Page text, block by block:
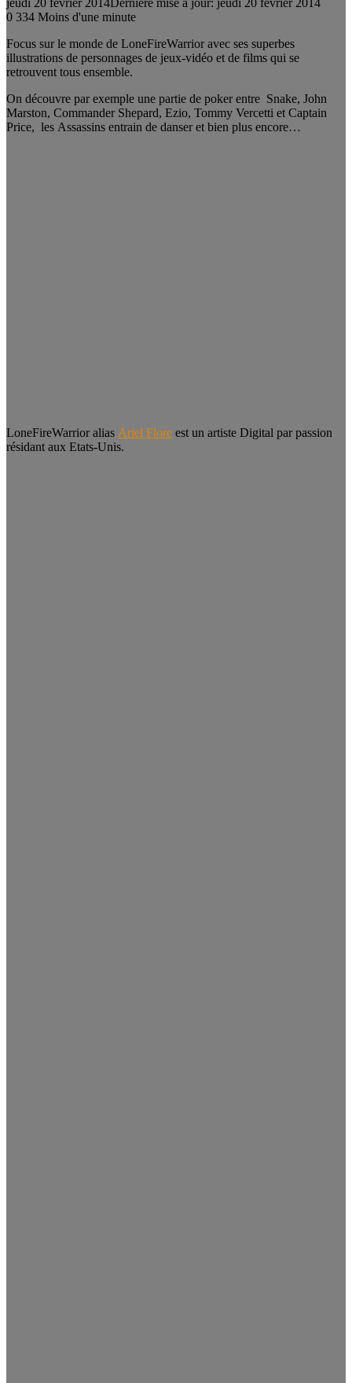
0 334 Moins d'une minute
Focus sur le monde de LoneFireWarrior avec ses superbes
illustrations de personnages de jeux-vidéo et de films qui se
retrouvent tous ensemble.
On découvre par exemple une partie de poker entre Snake, John
Marston, Commander Shepard, Ezio, Tommy Vercetti et Captain
Price, les Assassins entrain de danser et bien plus encore…
LoneFireWarrior alias Ariel Flore est un artiste Digital par passion
résidant aux Etats-Unis.